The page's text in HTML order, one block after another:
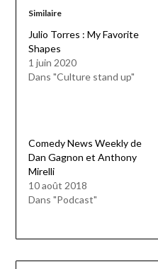
Similaire
Julio Torres : My Favorite
Shapes
1 juin 2020
Dans "Culture stand up"
Comedy News Weekly de
Dan Gagnon et Anthony
Mirelli
10 août 2018
Dans "Podcast"